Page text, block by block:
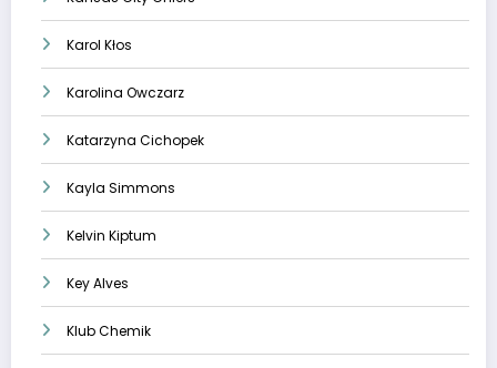
Karol Kłos
Karolina Owczarz
Katarzyna Cichopek
Kayla Simmons
Kelvin Kiptum
Key Alves
Klub Chemik